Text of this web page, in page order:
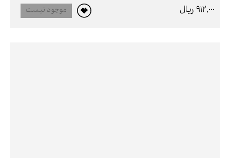
912,000 ريال
موجود نیست